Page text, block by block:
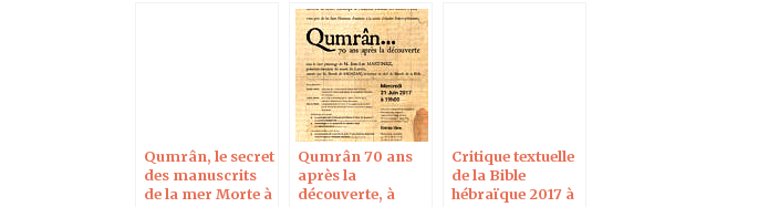
Qumrân, le secret
des manuscrits
de la mer Morte à
Qumrân 70 ans
après la
découverte, à
Critique textuelle
de la Bible
hébraïque 2017 à